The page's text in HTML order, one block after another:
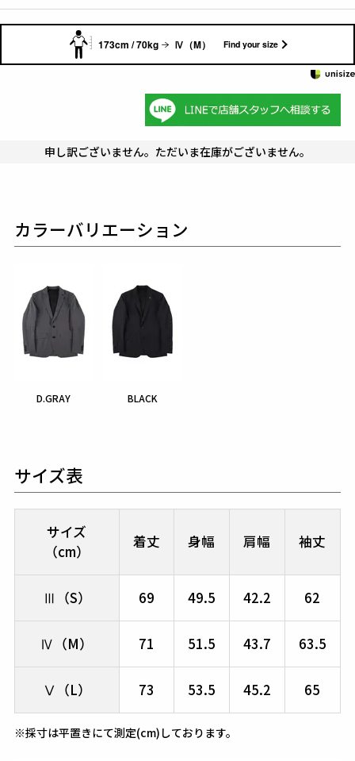
173cm / 70kg Ⅳ（M） Find your size
申し訳ございません。ただいま在庫がございません。
カラーバリエーション
D.GRAY BLACK
サイズ表
サイズ
（cm）
着丈 身幅 肩幅 袖丈
Ⅲ（S） 69 49.5 42.2 62
Ⅳ（M） 71 51.5 43.7 63.5
Ⅴ（L） 73 53.5 45.2 65
※採寸は平置きにて測定(cm)しております。